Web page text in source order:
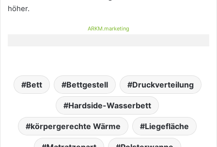
höher.
ARKM.marketing
Bett Bettgestell Druckverteilung
Hardside-Wasserbett
körpergerechte Wärme Liegefläche